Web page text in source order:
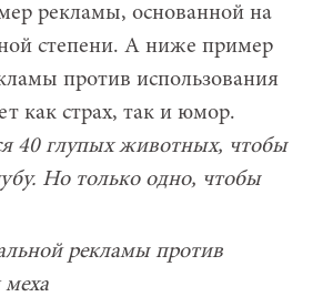
рекламы, основанной на
степени. А ниже пример
против использования
как страх, так и юмор.
40 глупых животных, чтобы
Но только одно, чтобы